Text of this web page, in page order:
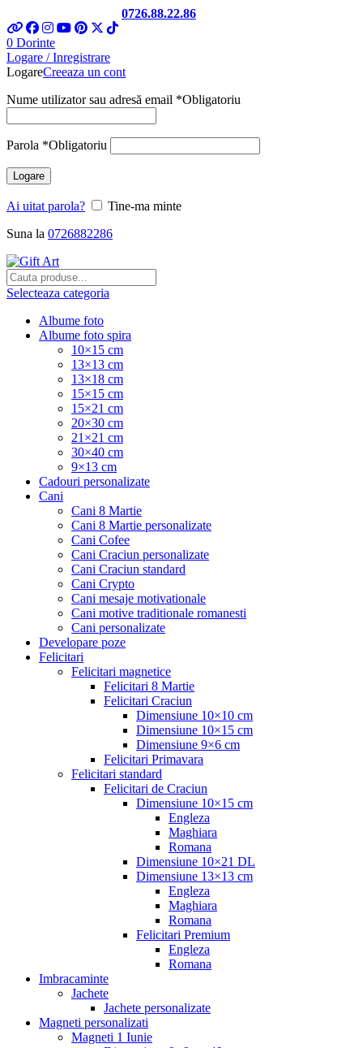
0726.88.22.86
0 Dorinte
Logare / Inregistrare
LogareCreeaza un cont
Nume utilizator sau adresă email *Obligatoriu
Parola *Obligatoriu
Logare
Ai uitat parola?
Tine-ma minte
Suna la 0726882286
Selecteaza categoria
Albume foto
Albume foto spira
10×15 cm
13×13 cm
13×18 cm
15×15 cm
15×21 cm
20×30 cm
21×21 cm
30×40 cm
9×13 cm
Cadouri personalizate
Cani
Cani 8 Martie
Cani 8 Martie personalizate
Cani Cofee
Cani Craciun personalizate
Cani Craciun standard
Cani Crypto
Cani mesaje motivationale
Cani motive traditionale romanesti
Cani personalizate
Developare poze
Felicitari
Felicitari magnetice
Felicitari 8 Martie
Felicitari Craciun
Dimensiune 10×10 cm
Dimensiune 10×15 cm
Dimensiune 9×6 cm
Felicitari Primavara
Felicitari standard
Felicitari de Craciun
Dimensiune 10×15 cm
Engleza
Maghiara
Romana
Dimensiune 10×21 DL
Dimensiune 13×13 cm
Engleza
Maghiara
Romana
Felicitari Premium
Engleza
Romana
Imbracaminte
Jachete
Jachete personalizate
Magneti personalizati
Magneti 1 Iunie